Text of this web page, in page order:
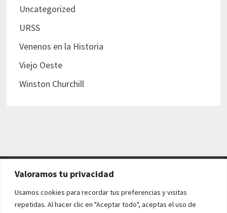
Valoramos tu privacidad
Usamos cookies para recordar tus preferencias y visitas
repetidas. Al hacer clic en "Aceptar todo", aceptas el uso de
Uncategorized
URSS
Venenos en la Historia
Viejo Oeste
Winston Churchill
AVISO LEGAL Y POLÍTICAS